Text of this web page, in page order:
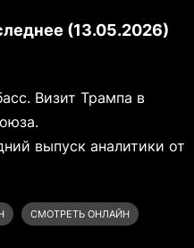
(13.05.2026)
Визит Трампа в
выпуск аналитики от
СМОТРЕТЬ ОНЛАЙН